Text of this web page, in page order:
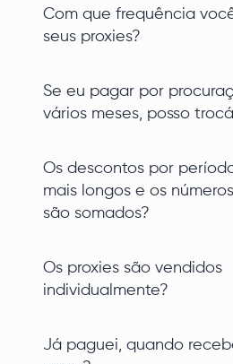
Com que frequência
seus proxies?
Se eu pagar por
vários meses, posso
Os descontos por
mais longos e os
são somados?
Os proxies são vendidos
individualmente?
Já paguei, quando